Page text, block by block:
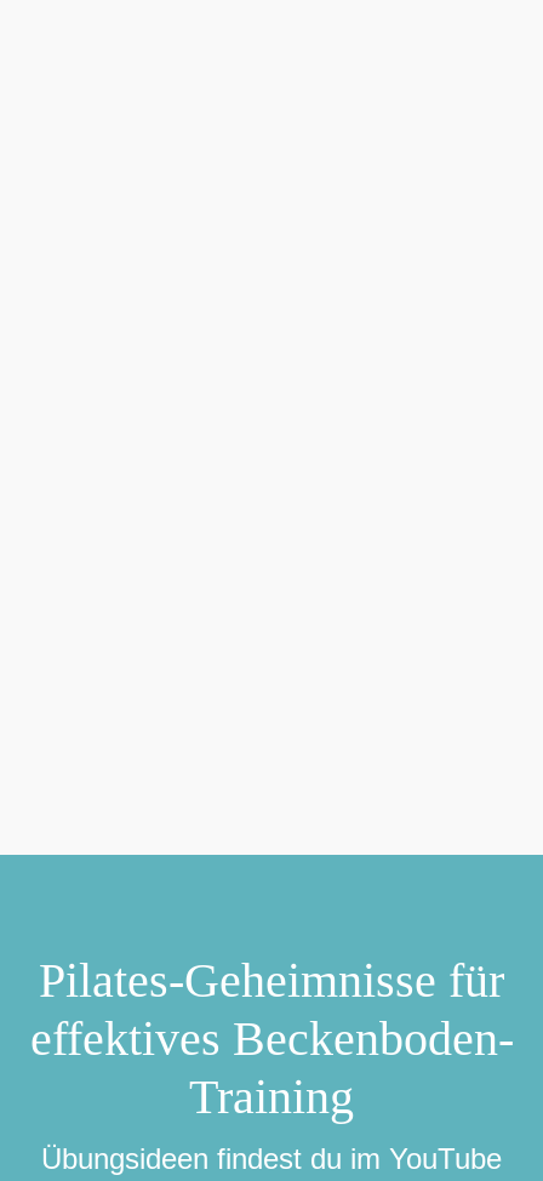
Pilates-Geheimnisse für
effektives Beckenboden-
Training
Übungsideen findest du im YouTube